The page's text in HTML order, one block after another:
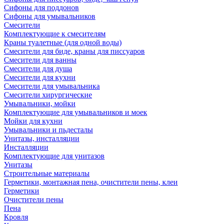
Сифоны для поддонов
Сифоны для умывальников
Смесители
Комплектующие к смесителям
Краны туалетные (для одной воды)
Смесители для биде, краны для писсуаров
Смесители для ванны
Смесители для душа
Смесители для кухни
Смесители для умывальника
Смесители хирургические
Умывальники, мойки
Комплектующие для умывальников и моек
Мойки для кухни
Умывальники и пьдесталы
Унитазы, инсталляции
Инсталляции
Комплектующие для унитазов
Унитазы
Строительные материалы
Герметики, монтажная пена, очистители пены, клеи
Герметики
Очистители пены
Пена
Кровля